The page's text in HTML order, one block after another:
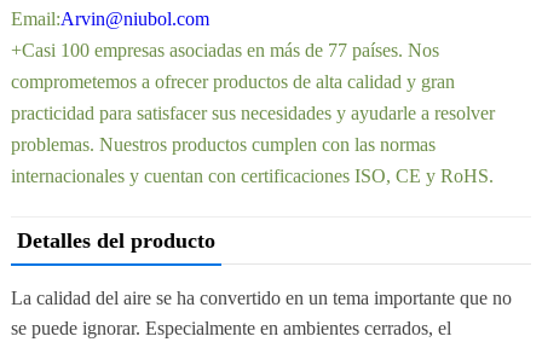
Email:Arvin@niubol.com
+Casi 100 empresas asociadas en más de 77 países. Nos
comprometemos a ofrecer productos de alta calidad y gran
practicidad para satisfacer sus necesidades y ayudarle a resolver
problemas. Nuestros productos cumplen con las normas
internacionales y cuentan con certificaciones ISO, CE y RoHS.
Detalles del producto
La calidad del aire se ha convertido en un tema importante que no
se puede ignorar. Especialmente en ambientes cerrados, el